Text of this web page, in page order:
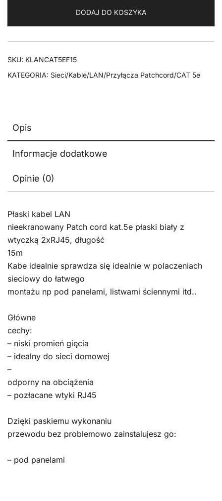
CAT
5E
U/UTP
DODAJ DO KOSZYKA
SKU: KLANCAT5EF15
KATEGORIA: Sieci/Kable/LAN/Przyłącza Patchcord/CAT 5e
Opis
Informacje dodatkowe
Opinie (0)
Płaski kabel LAN
nieekranowany Patch cord kat.5e płaski biały z
wtyczką 2xRJ45, długość
15m
Kabe idealnie sprawdza się idealnie w polaczeniach
sieciowy do łatwego
montażu np pod panelami, listwami ściennymi itd..
Główne
cechy:
– niski promień gięcia
– idealny do sieci domowej
–
odporny na obciążenia
– pozłacane wtyki RJ45
Dzięki paskiemu wykonaniu
przewodu bez problemowo zainstalujesz go:
– pod panelami